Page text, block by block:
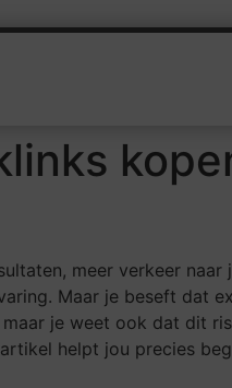
meer verkeer
Maar je beseft
je weet ook dat dit
helpt jou precies